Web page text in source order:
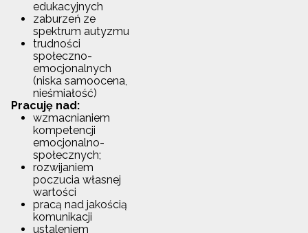
edukacyjnych
zaburzeń ze
spektrum autyzmu
trudności
społeczno-
emocjonalnych
(niska samoocena,
nieśmiałość)
Pracuję nad:
wzmacnianiem
kompetencji
emocjonalno-
społecznych;
rozwijaniem
poczucia własnej
wartości
pracą nad jakością
komunikacji
ustaleniem